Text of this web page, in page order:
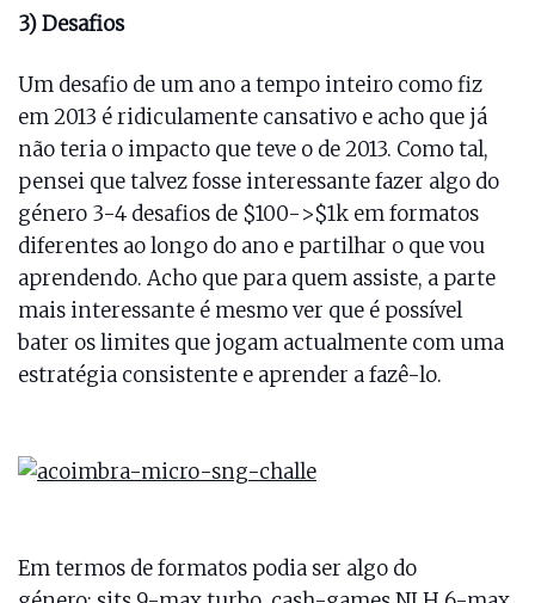
3) Desafios
Um desafio de um ano a tempo inteiro como fiz
em 2013 é ridiculamente cansativo e acho que já
não teria o impacto que teve o de 2013. Como tal,
pensei que talvez fosse interessante fazer algo do
género 3-4 desafios de $100->$1k em formatos
diferentes ao longo do ano e partilhar o que vou
aprendendo. Acho que para quem assiste, a parte
mais interessante é mesmo ver que é possível
bater os limites que jogam actualmente com uma
estratégia consistente e aprender a fazê-lo.
Em termos de formatos podia ser algo do